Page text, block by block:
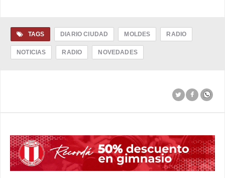
TAGS DIARIO CIUDAD MOLDES RADIO
NOTICIAS RADIO NOVEDADES